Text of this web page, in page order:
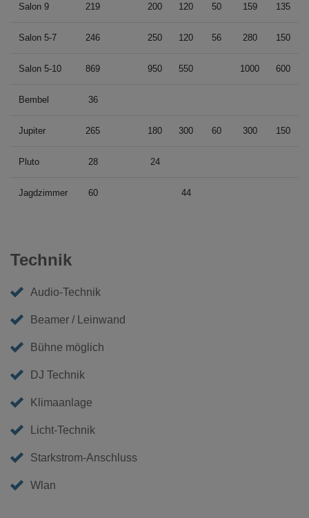
Salon 9 219 200 120 50 159 135
Salon 5-7 246 250 120 56 280 150
Salon 5-10 869 950 550 1000 600
Bembel 36
Jupiter 265 180 300 60 300 150
Pluto 28 24
Jagdzimmer 60 44
Technik
Audio-Technik
Beamer / Leinwand
Bühne möglich
DJ Technik
Klimaanlage
Licht-Technik
Starkstrom-Anschluss
Wlan